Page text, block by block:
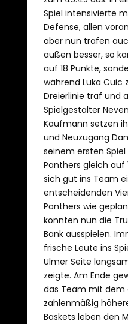
Spiel intensivierte
Defense, allen
aber nun trafen
außen besser, so
auf 18 Punkte,
während Luka Cuic
Dreierlinie traf und
Spielgestalter
Kaufmann setzen
und Neuzugang
seinem ersten Spiel
Panthers gleich auf
sich gut ins Team
entscheidenden
Panthers wie
konnten nun die
Bank ausspielen.
frische Leute ins
Ulmer Seite
zeigte. Am Ende
das Team mit dem
zahlenmäßig
Baskets leben den